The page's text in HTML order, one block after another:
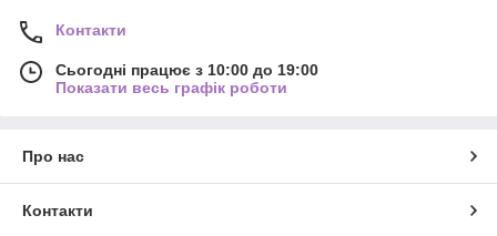
Контакти
Сьогодні працює з 10:00 до 19:00
Показати весь графік роботи
Про нас
Контакти